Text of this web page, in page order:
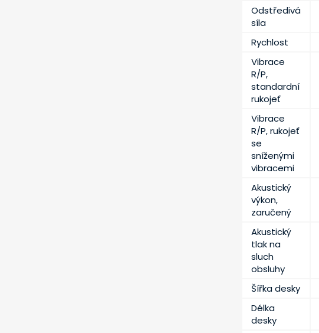
Odstředivá
síla
Rychlost
Vibrace
R/P,
standardní
rukojeť
Vibrace
R/P, rukojeť
se
sníženými
vibracemi
Akustický
výkon,
zaručený
Akustický
tlak na
sluch
obsluhy
Šířka desky
Délka
desky